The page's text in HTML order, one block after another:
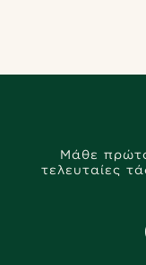
Μάθε
τελευταίες